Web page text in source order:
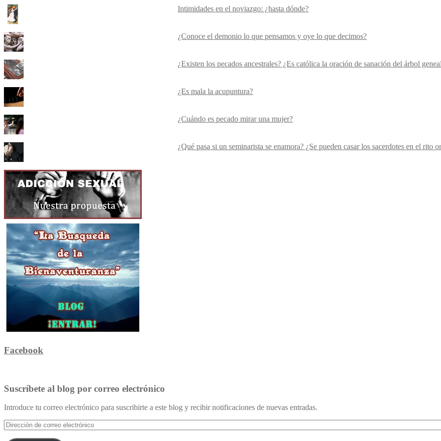
Intimidades en el noviazgo: ¿hasta dónde?
¿Conoce el demonio lo que pensamos y oye lo que decimos?
¿Existen los pecados ancestrales? ¿Es católica la oración de sanación del árbol
¿Es mala la acupuntura?
¿Cuándo es pecado mirar una mujer?
¿Qué pasa si un seminarista se enamora? ¿Se pueden casar los sacerdotes en el rito
Facebook
Suscríbete al blog por correo electrónico
Introduce tu correo electrónico para suscribirte a este blog y recibir notificaciones de nuevas entradas.
Dirección
de